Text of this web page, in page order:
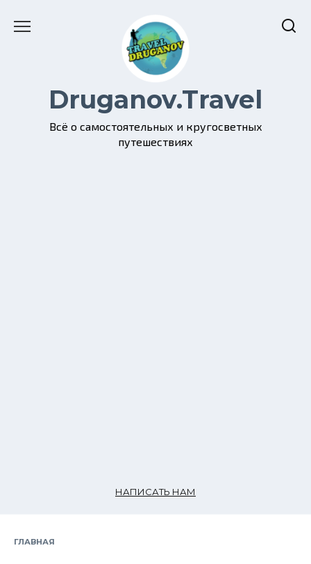
Druganov.Travel
Всё о самостоятельных и кругосветных
путешествиях
НАПИСАТЬ НАМ
ГЛАВНАЯ